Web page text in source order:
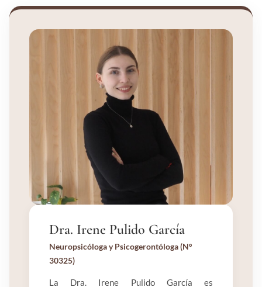
Dra. Irene Pulido García
Neuropsicóloga y Psicogerontóloga (Nº
30325)
La Dra. Irene Pulido García es